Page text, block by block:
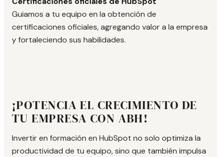
Guiamos a tu equipo en la obtención de
certificaciones oficiales, agregando valor a la empresa
y fortaleciendo sus habilidades.
¡POTENCIA EL CRECIMIENTO DE
TU EMPRESA CON ABH!
Invertir en formación en HubSpot no solo optimiza la
productividad de tu equipo, sino que también impulsa